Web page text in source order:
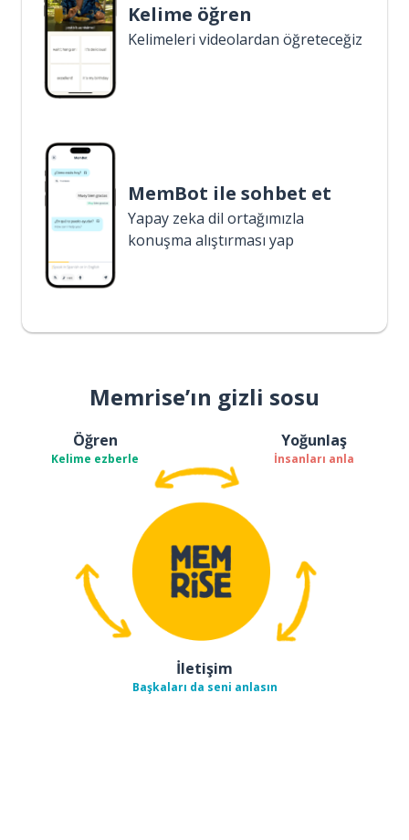
Kelime öğren
Kelimeleri videolardan öğreteceğiz
MemBot ile sohbet et
Yapay zeka dil ortağımızla
konuşma alıştırması yap
Memrise’ın gizli sosu
Öğren
Kelime ezberle
Yoğunlaş
İnsanları anla
İletişim
Başkaları da seni anlasın